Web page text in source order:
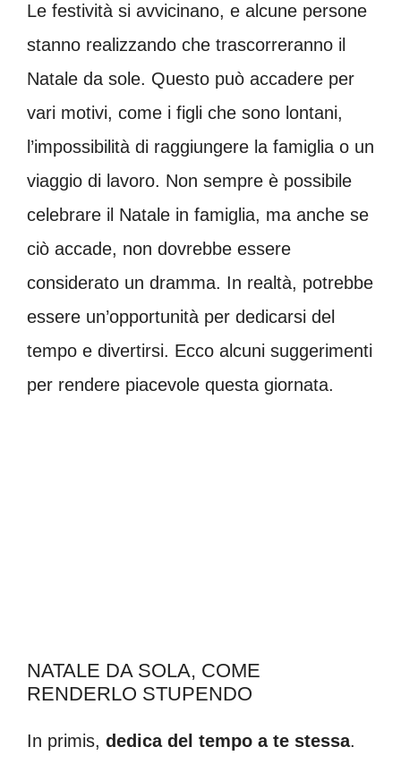
Le festività si avvicinano, e alcune persone
stanno realizzando che trascorreranno il
Natale da sole. Questo può accadere per
vari motivi, come i figli che sono lontani,
l’impossibilità di raggiungere la famiglia o un
viaggio di lavoro. Non sempre è possibile
celebrare il Natale in famiglia, ma anche se
ciò accade, non dovrebbe essere
considerato un dramma. In realtà, potrebbe
essere un’opportunità per dedicarsi del
tempo e divertirsi. Ecco alcuni suggerimenti
per rendere piacevole questa giornata.
NATALE DA SOLA, COME
RENDERLO STUPENDO
In primis, dedica del tempo a te stessa.